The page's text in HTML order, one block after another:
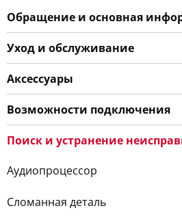
Обращение и основная
Уход и обслуживание
Аксессуары
Возможности подключения
Поиск и устранение
Аудиопроцессор
Сломанная деталь